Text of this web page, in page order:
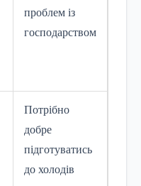
проблем із
господарством
Потрібно
добре
підготуватись
до холодів